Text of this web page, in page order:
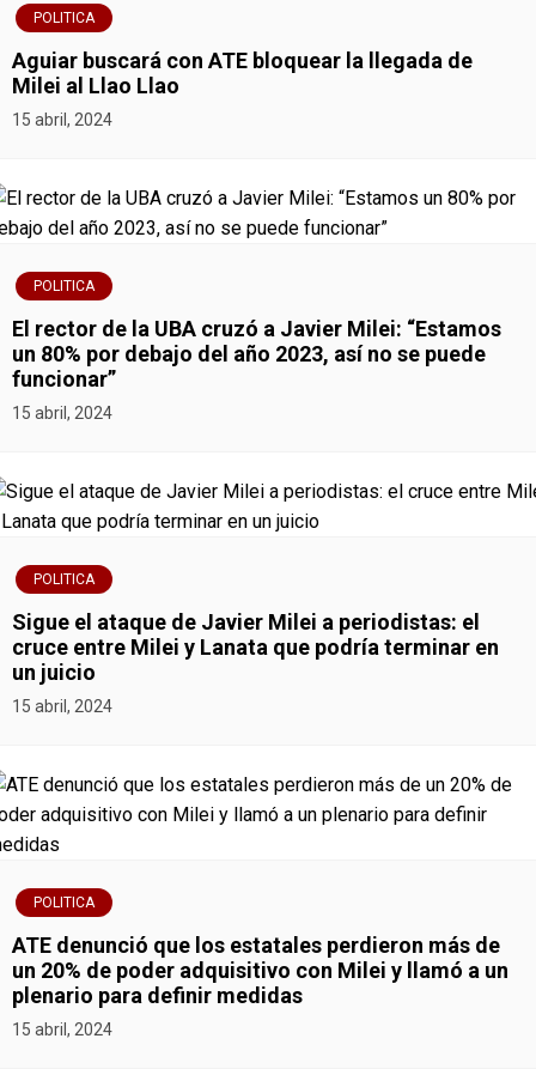
e
g
a
c
i
ó
n
d
e
t
r
a
a
s
POLITICA
Aguiar buscará con ATE bloquear la llegada de
Milei al Llao Llao
15 abril, 2024
POLITICA
El rector de la UBA cruzó a Javier Milei: “Estamos
un 80% por debajo del año 2023, así no se puede
funcionar”
15 abril, 2024
POLITICA
Sigue el ataque de Javier Milei a periodistas: el
cruce entre Milei y Lanata que podría terminar en
un juicio
15 abril, 2024
POLITICA
ATE denunció que los estatales perdieron más de
un 20% de poder adquisitivo con Milei y llamó a un
plenario para definir medidas
15 abril, 2024